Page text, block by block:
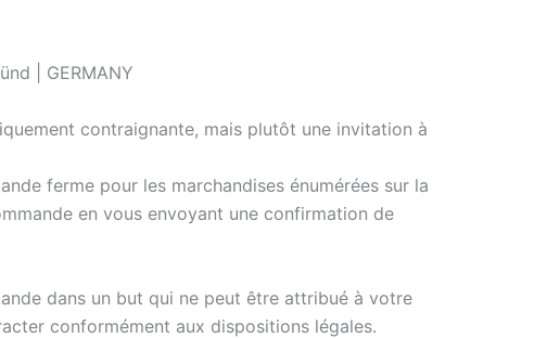
| GERMANY
contraignante, mais plutôt une invitation à
ferme pour les marchandises énumérées sur la
en vous envoyant une confirmation de
dans un but qui ne peut être attribué à votre
conformément aux dispositions légales.